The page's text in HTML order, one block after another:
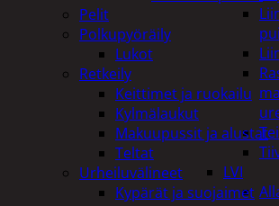
LVI
Pelit
Polkupyöräily
Lukot
Retkeily
Keittimet ja ruokailu
Kylmälaukut
Makuupussit ja alustat
Teltat
Urheiluvälineet
Kypärät ja suojaimet